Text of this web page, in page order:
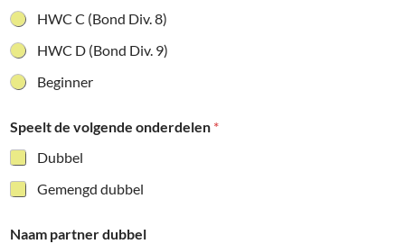
HWC C (Bond Div. 8)
HWC D (Bond Div. 9)
Beginner
Speelt de volgende onderdelen *
Dubbel
Gemengd dubbel
Naam partner dubbel